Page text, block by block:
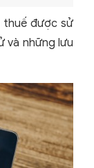
thuế được sử
và những lưu